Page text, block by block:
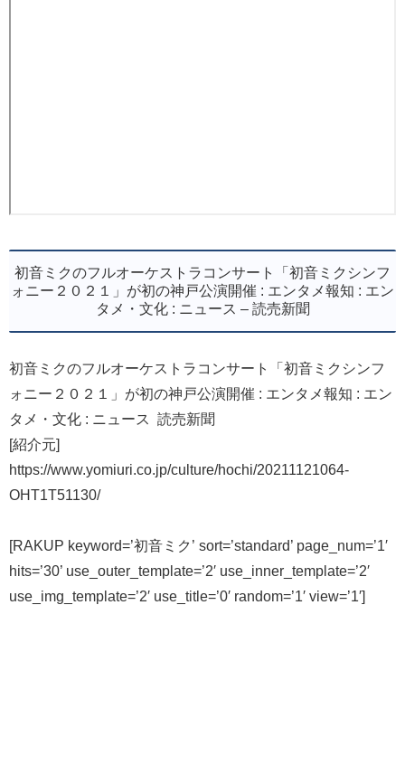
初音ミクのフルオーケストラコンサート「初音ミクシンフ
ォニー２０２１」が初の神戸公演開催 : エンタメ報知 : エン
タメ・文化 : ニュース – 読売新聞
初音ミクのフルオーケストラコンサート「初音ミクシンフ
ォニー２０２１」が初の神戸公演開催 : エンタメ報知 : エン
タメ・文化 : ニュース 読売新聞
[紹介元]
https://www.yomiuri.co.jp/culture/hochi/20211121064-
OHT1T51130/
[RAKUP keyword=’初音ミク’ sort=’standard’ page_num=’1′
hits=’30’ use_outer_template=’2′ use_inner_template=’2′
use_img_template=’2′ use_title=’0′ random=’1′ view=’1′]